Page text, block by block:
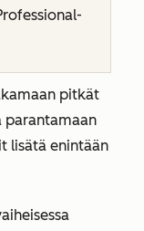
pitkät
parantamaan
lisätä enintään